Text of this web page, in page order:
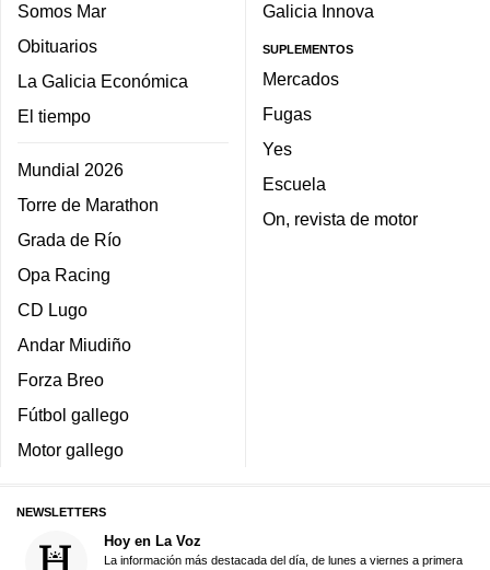
Somos Mar
Obituarios
La Galicia Económica
El tiempo
Mundial 2026
Torre de Marathon
Grada de Río
Opa Racing
CD Lugo
Andar Miudiño
Forza Breo
Fútbol gallego
Motor gallego
Galicia Innova
SUPLEMENTOS
Mercados
Fugas
Yes
Escuela
On, revista de motor
NEWSLETTERS
Hoy en La Voz
La información más destacada del día, de lunes a viernes a primera